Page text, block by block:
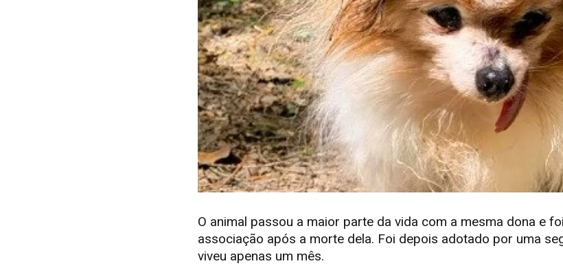
O animal passou a maior parte da vida com a mesma dona e
associação após a morte dela. Foi depois adotado por uma
viveu apenas um mês.